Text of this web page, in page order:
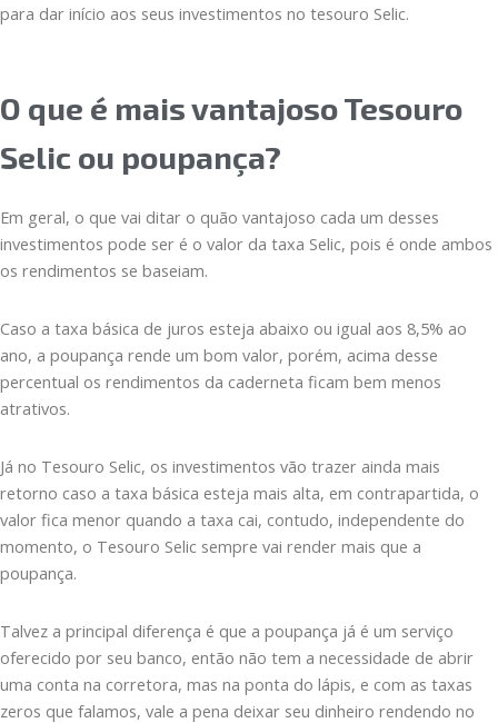
para dar início aos seus investimentos no tesouro Selic.
O que é mais vantajoso Tesouro
Selic ou poupança?
Em geral, o que vai ditar o quão vantajoso cada um desses
investimentos pode ser é o valor da taxa Selic, pois é onde ambos
os rendimentos se baseiam.
Caso a taxa básica de juros esteja abaixo ou igual aos 8,5% ao
ano, a poupança rende um bom valor, porém, acima desse
percentual os rendimentos da caderneta ficam bem menos
atrativos.
Já no Tesouro Selic, os investimentos vão trazer ainda mais
retorno caso a taxa básica esteja mais alta, em contrapartida, o
valor fica menor quando a taxa cai, contudo, independente do
momento, o Tesouro Selic sempre vai render mais que a
poupança.
Talvez a principal diferença é que a poupança já é um serviço
oferecido por seu banco, então não tem a necessidade de abrir
uma conta na corretora, mas na ponta do lápis, e com as taxas
zeros que falamos, vale a pena deixar seu dinheiro rendendo no